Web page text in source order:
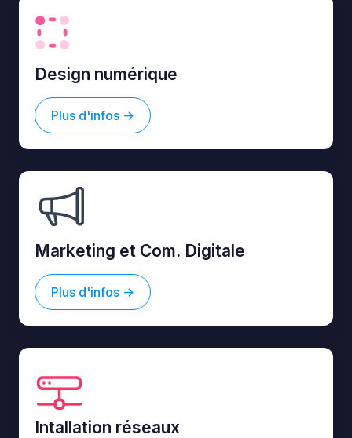
Design numérique
Plus d'infos ->
Marketing et Com. Digitale
Plus d'infos ->
Intallation réseaux